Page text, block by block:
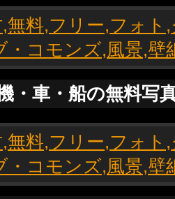
・車・船の無料写